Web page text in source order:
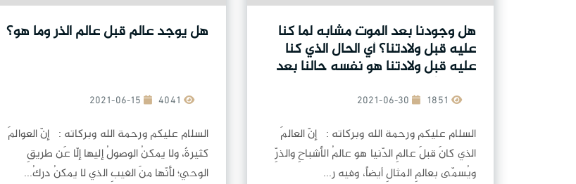
هل وجودنا بعد الموت مشابه لما كنا
عليه قبل ولادتنا؟ أي الحال الذي كنا
عليه قبل ولادتنا هو نفسه حالنا بعد
موتنا؟ أقصد العوالم التي كنت بها
وسأكون بها.
2021-06-30
السلام عليكم ورحمة الله وبركاته : إنّ العالمَ
الذي كانَ قبلَ عالمِ الدّنيا هو عالمُ الأشباحِ والذرِّ
ويُسمّى بعالمِ المثالِ أيضاً، وفيه ر...
هل يوجد عالم قبل عالم الذر وما هو؟
2021-06-15
السلام عليكم ورحمة الله وبركاته : إنّ العوالمَ
كثيرةٌ، ولا يمكنُ الوصولُ إليها إلّا عَن طريقِ
الوحي؛ لأنّها منَ الغيبِ الذي لا يمكنُ دركُ...